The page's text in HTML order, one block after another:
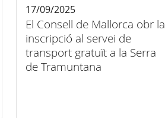
El Consell de Mallorca obr la
inscripció al servei de
transport gratuït a la Serra
de Tramuntana
17/09/2025